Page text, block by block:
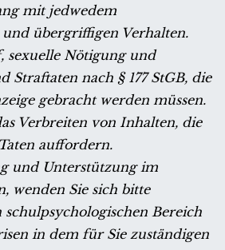
mit jedwedem
übergriffigen Verhalten.
sexuelle Nötigung und
Straftaten nach § 177 StGB, die
gebracht werden müssen.
Verbreiten von Inhalten, die
auffordern.
und Unterstützung im
wenden Sie sich bitte
Bereich
in dem für Sie zuständigen